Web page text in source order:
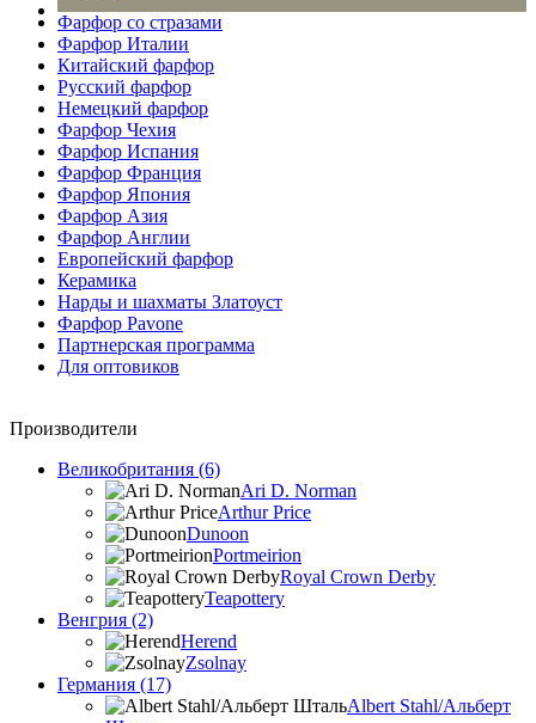
Фарфор со стразами
Фарфор Италии
Китайский фарфор
Русский фарфор
Немецкий фарфор
Фарфор Чехия
Фарфор Испания
Фарфор Франция
Фарфор Япония
Фарфор Азия
Фарфор Англии
Европейский фарфор
Керамика
Нарды и шахматы Златоуст
Фарфор Pavone
Партнерская программа
Для оптовиков
Производители
Великобритания (6)
Ari D. Norman
Arthur Price
Dunoon
Portmeirion
Royal Crown Derby
Teapottery
Венгрия (2)
Herend
Zsolnay
Германия (17)
Albert Stahl/Альбеpт